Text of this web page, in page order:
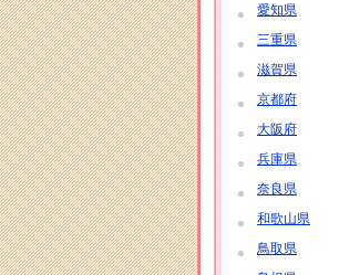
愛知県
三重県
滋賀県
京都府
大阪府
兵庫県
奈良県
和歌山県
鳥取県